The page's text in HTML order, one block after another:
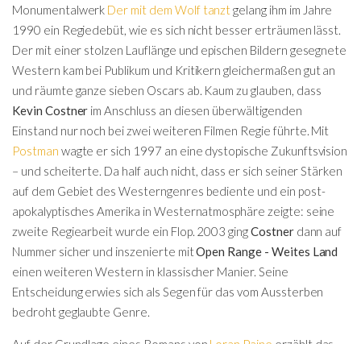
Monumentalwerk Der mit dem Wolf tanztgelang ihm im Jahre
1990 ein Regiedebüt, wie es sich nicht besser erträumen lässt.
Der mit einer stolzen Lauflänge und epischen Bildern gesegnete
Western kam bei Publikum und Kritikern gleichermaßen gut an
und räumte ganze sieben Oscars ab. Kaum zu glauben, dass
Kevin Costner im Anschluss an diesen überwältigenden
Einstand nur noch bei zwei weiteren Filmen Regie führte. Mit
Postman wagte er sich 1997 an eine dystopische Zukunftsvision
– und scheiterte. Da half auch nicht, dass er sich seiner Stärken
auf dem Gebiet des Westerngenres bediente und ein post-
apokalyptisches Amerika in Westernatmosphäre zeigte: seine
zweite Regiearbeit wurde ein Flop. 2003 gingCostnerdann auf
Nummer sicher und inszenierte mitOpen Range - Weites Land
einen weiteren Western in klassischer Manier. Seine
Entscheidung erwies sich als Segen für das vom Aussterben
bedroht geglaubte Genre.